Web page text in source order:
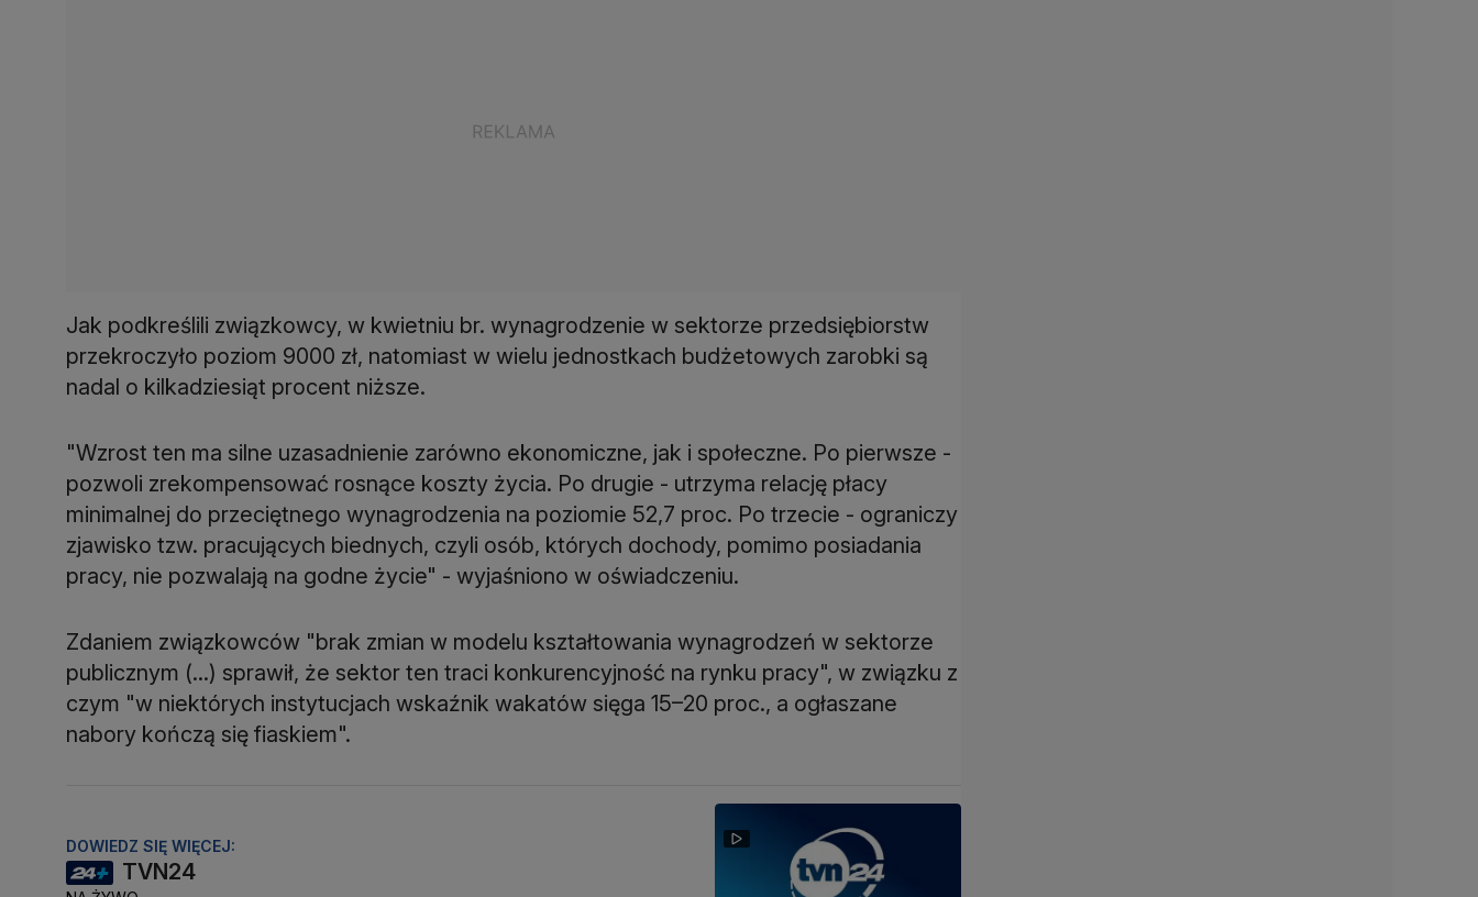
Jak podkreślili związkowcy, w kwietniu br. wynagrodzenie w sektorze przedsiębiorstw
przekroczyło poziom 9000 zł, natomiast w wielu jednostkach budżetowych zarobki są
nadal o kilkadziesiąt procent niższe.
"Wzrost ten ma silne uzasadnienie zarówno ekonomiczne, jak i społeczne. Po pierwsze -
pozwoli zrekompensować rosnące koszty życia. Po drugie - utrzyma relację płacy
minimalnej do przeciętnego wynagrodzenia na poziomie 52,7 proc. Po trzecie - ograniczy
zjawisko tzw. pracujących biednych, czyli osób, których dochody, pomimo posiadania
pracy, nie pozwalają na godne życie" - wyjaśniono w oświadczeniu.
Zdaniem związkowców "brak zmian w modelu kształtowania wynagrodzeń w sektorze
publicznym (...) sprawił, że sektor ten traci konkurencyjność na rynku pracy", w związku z
czym "w niektórych instytucjach wskaźnik wakatów sięga 15–20 proc., a ogłaszane
nabory kończą się fiaskiem".
DOWIEDZ SIĘ WIĘCEJ:
TVN24